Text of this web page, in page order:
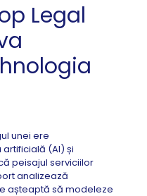
Legal
unei ere
(AI) și
peisajul serviciilor
analizează
așteaptă să modeleze